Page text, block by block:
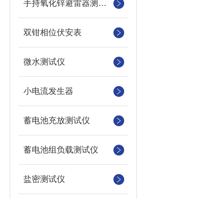
手持氧化锌避雷器测试仪
双钳相位伏安表
微水测试仪
小电流发生器
蓄电池充放测试仪
蓄电池组负载测试仪
盐密测试仪